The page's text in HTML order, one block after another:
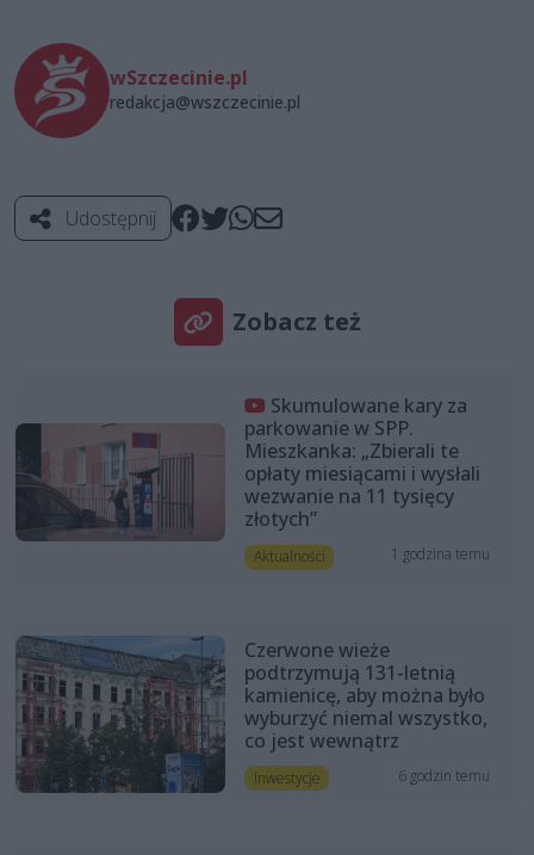
wSzczecinie.pl
redakcja@wszczecinie.pl
Udostępnij
Zobacz też
Skumulowane kary za
parkowanie w SPP.
Mieszkanka: „Zbierali te
opłaty miesiącami i wysłali
wezwanie na 11 tysięcy
złotych”
Aktualności 1 godzina temu
Czerwone wieże
podtrzymują 131-letnią
kamienicę, aby można było
wyburzyć niemal wszystko,
co jest wewnątrz
Inwestycje 6 godzin temu